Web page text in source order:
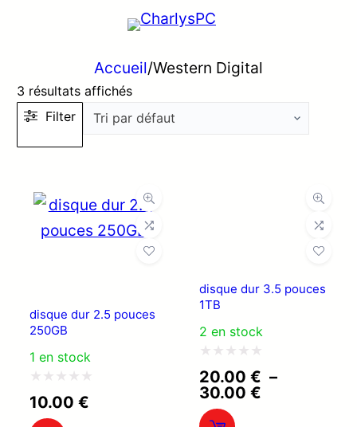
Accueil/Western Digital
3 résultats affichés
Filter
disque dur 2.5 pouces
250GB
1 en stock
Note
0
10.00€
disque dur 3.5 pouces
1TB
2 en stock
Note
0
sur
20.00 € –
30.00 €